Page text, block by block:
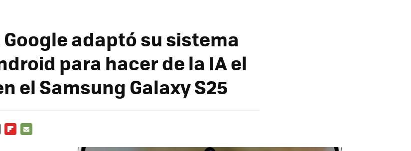
adaptó su sistema
para hacer de la IA el
el Samsung Galaxy S25